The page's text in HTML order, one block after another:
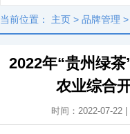
当前位置： 主页 > 品牌管理 >
2022年“贵州绿
农业综合
时间：2022-07-22 |